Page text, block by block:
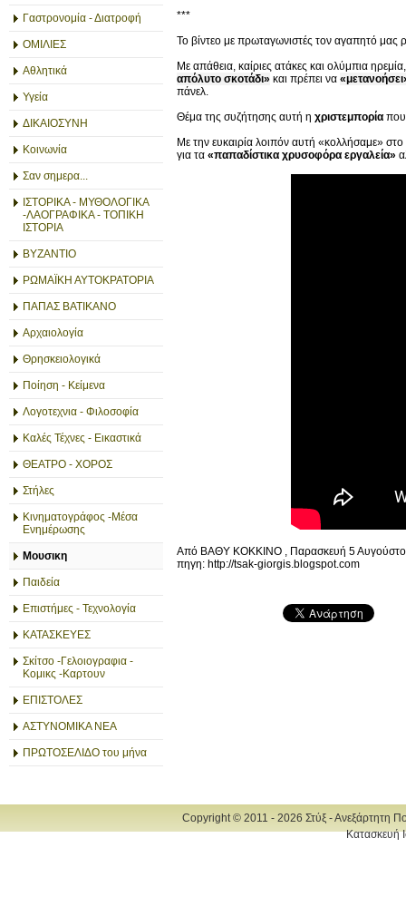
Γαστρονομία - Διατροφή
ΟΜΙΛΙΕΣ
Αθλητικά
Υγεία
ΔΙΚΑΙΟΣΥΝΗ
Κοινωνία
Σαν σημερα...
ΙΣΤΟΡΙΚΑ - ΜΥΘΟΛΟΓΙΚΑ
-ΛΑΟΓΡΑΦΙΚΑ - ΤΟΠΙΚΗ
ΙΣΤΟΡΙΑ
ΒΥΖΑΝΤΙΟ
ΡΩΜΑΪΚΗ ΑΥΤΟΚΡΑΤΟΡΙΑ
ΠΑΠΑΣ ΒΑΤΙΚΑΝΟ
Αρχαιολογία
Θρησκειολογικά
Ποίηση - Κείμενα
Λογοτεχνια - Φιλοσοφία
Καλές Τέχνες - Εικαστικά
ΘΕΑΤΡΟ - ΧΟΡΟΣ
Στήλες
Κινηματογράφος -Μέσα
Ενημέρωσης
Μουσικη
Παιδεία
Επιστήμες - Τεχνολογία
ΚΑΤΑΣΚΕΥΕΣ
Σκίτσο -Γελοιογραφια -
Κομικς -Καρτουν
ΕΠΙΣΤΟΛΕΣ
ΑΣΤΥΝΟΜΙΚΑ ΝΕΑ
ΠΡΩΤΟΣΕΛΙΔΟ του μήνα
***
Το βίντεο με πρωταγωνιστές τον αγαπητό μας
Με απάθεια, καίριες ατάκες και ολύμπια
απόλυτο σκοτάδι» και πρέπει να
πάνελ.
Θέμα της συζήτησης αυτή η χριστεμπορία που
Με την ευκαιρία λοιπόν αυτή «κολλήσαμε»
για τα «παπαδίστικα χρυσοφόρα εργαλεία»
Από ΒΑΘΥ ΚΟΚΚΙΝΟ , Παρασκευή 5
πηγη: http://tsak-giorgis.blogspot.com
Copyright © 2011 - 2026 Στύξ - Ανεξάρτητη
Κατασκευή